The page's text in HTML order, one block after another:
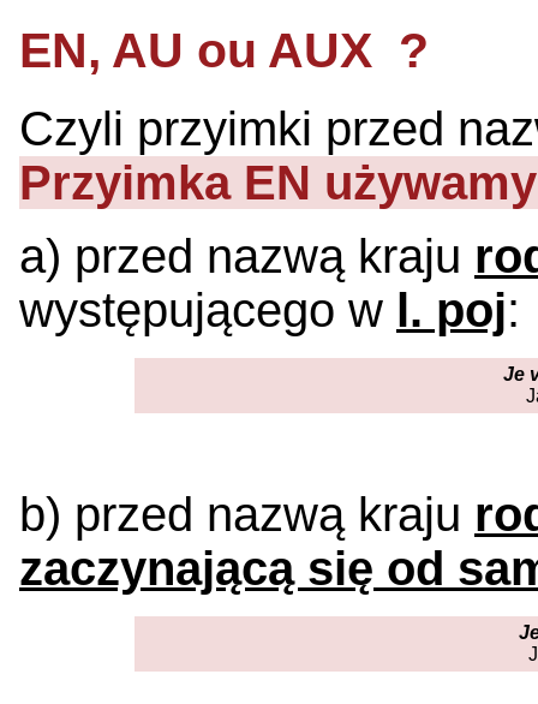
EN, AU ou AUX ?
Czyli przyimki przed
Przyimka EN
a) przed nazwą kraju
występującego w l. poj:
Je
b) przed nazwą kraju
zaczynającą się od